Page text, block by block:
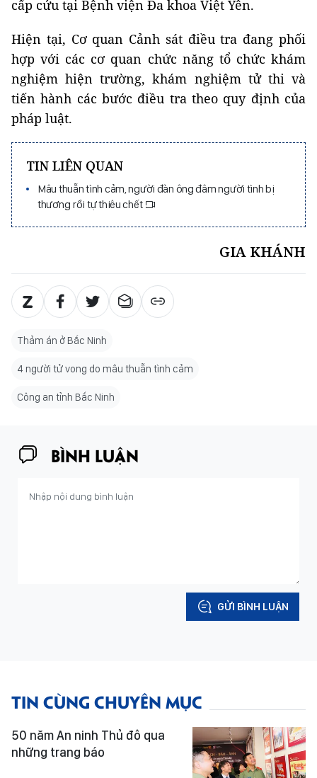
cấp cứu tại Bệnh viện Đa khoa Việt Yên.
Hiện tại, Cơ quan Cảnh sát điều tra đang phối
hợp với các cơ quan chức năng tổ chức khám
nghiệm hiện trường, khám nghiệm tử thi và
tiến hành các bước điều tra theo quy định của
pháp luật.
TIN LIÊN QUAN
Mâu thuẫn tình cảm, người đàn ông đâm người tình bị
thương rồi tự thiêu chết
GIA KHÁNH
Thảm án ở Bắc Ninh
4 người tử vong do mâu thuẫn tình cảm
Công an tỉnh Bắc Ninh
BÌNH LUẬN
GỬI BÌNH LUẬN
TIN CÙNG CHUYÊN MỤC
50 năm An ninh Thủ đô qua
những trang báo